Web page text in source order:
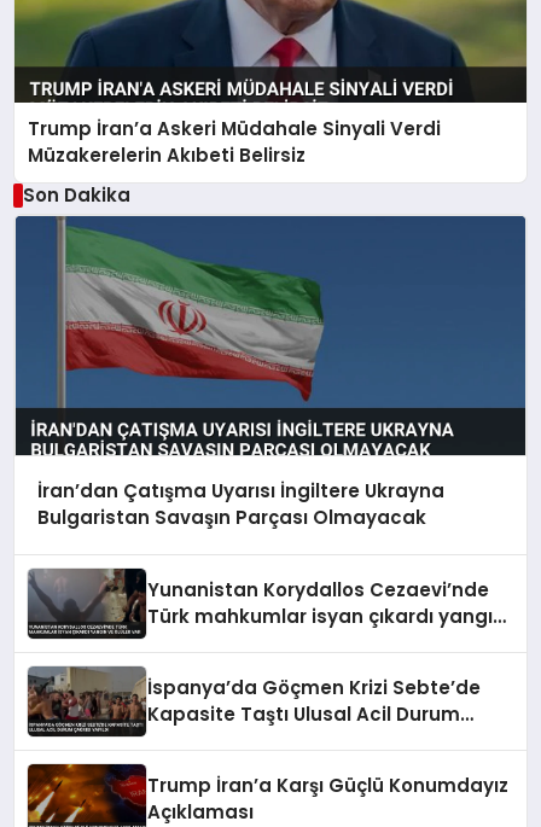
Trump İran’a Askeri Müdahale Sinyali Verdi
Müzakerelerin Akıbeti Belirsiz
Son Dakika
İran’dan Çatışma Uyarısı İngiltere Ukrayna
Bulgaristan Savaşın Parçası Olmayacak
Yunanistan Korydallos Cezaevi’nde
Türk mahkumlar isyan çıkardı yangın
İspanya’da Göçmen Krizi Sebte’de
Kapasite Taştı Ulusal Acil Durum
Trump İran’a Karşı Güçlü Konumdayız
Açıklaması